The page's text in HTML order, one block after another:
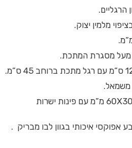
הרגליים.
מלמין יצוק.
משמאל.
רגלי חלון מיוצרות מפרופיל מתכת מרובע 60X30 מ”מ עם פינות ישרות